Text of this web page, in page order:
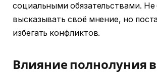
социальными обязательствами. Не
высказывать своё мнение, но
избегать конфликтов.
Влияние полнолуния